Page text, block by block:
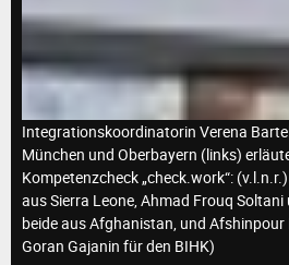
R
Y
M
E
N
Integrationskoordinatorin Verena
München und Oberbayern (links)
Kompetenzcheck „check.work“:
aus Sierra Leone, Ahmad Frouq
beide aus Afghanistan, und
Goran Gajanin für den BIHK)